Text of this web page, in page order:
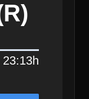
23:13h